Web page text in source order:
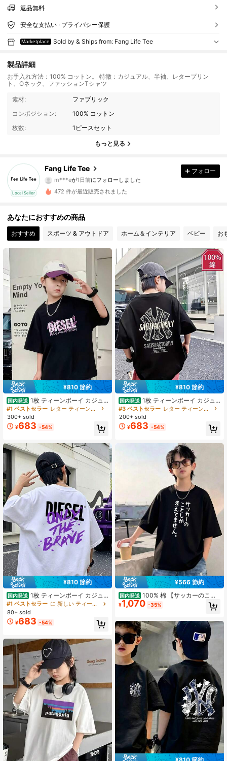
返品無料
安全な支払い · プライバシー保護
Marketplace Sold by & Ships from: Fang Life Tee
製品詳細
お手入れ方法：100% コットン。 特徴：カジュアル、半袖、レタープリン
ト、Oネック、ファッションTシャツ
素材:
ファブリック
コンポジション:
100% コットン
枚数:
1ピースセット
もっと見る
Local Seller
Fang Life Tee
m***eが 1日前 にフォローしました
4.58
2 フォロワー
フォロー
472 件が最近販売されました
あなたにおすすめの商品
おすすめ スポーツ & アウトドア ホーム＆インテリア ベビー お
¥810 節約
国内発送 1枚 ティーンボーイ カジュ
アル プリント半袖Tシャツ、春/秋、
若者学生服、スタイリッシュで通気
性の良い肌触りの上着です、ティー
ンエイジャー男子用
#1 ベストセラー
レター ティーンボーイズTシャツ
300+ sold
¥683 -54%
¥810 節約
国内発送 1枚 ティーンボーイ カジュ
アル プリント半袖Tシャツ、春/秋、
若者学生服、スタイリッシュで通気
性の良い肌触りの上着です、ティー
ンエイジャー男子用
#1 ベストセラー
に 新しい ティーンボーイズTシャツ
80+ sold
¥683 -54%
¥810 節約
国内発送 1枚 ティーンボーイ カジュ
アル プリント半袖Tシャツ、春/秋、
若者学生服、スタイリッシュで通気
性の良い肌触りの上着です、ティー
ンエイジャー男子用
#3 ベストセラー
レター ティーンボーイズTシャツ
200+ sold
¥683 -54%
¥566 節約
国内発送 100% 棉 【サッカーのこと
しか考えてません】面白い サッカー
選手 サッカー部 サッカー好き 高校
ズ 男の子 キッズ 半袖
¥1,070 -35%